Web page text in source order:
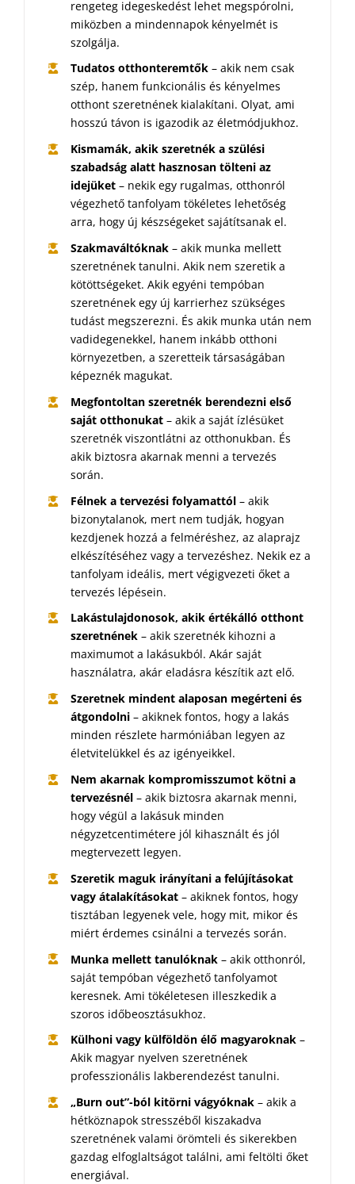
rengeteg idegeskedést lehet megspórolni,
miközben a mindennapok kényelmét is
szolgálja.
Tudatos otthonteremtők – akik nem csak
szép, hanem funkcionális és kényelmes
otthont szeretnének kialakítani. Olyat, ami
hosszú távon is igazodik az életmódjukhoz.
Kismamák, akik szeretnék a szülési
szabadság alatt hasznosan tölteni az
idejüket – nekik egy rugalmas, otthonról
végezhető tanfolyam tökéletes lehetőség
arra, hogy új készségeket sajátítsanak el.
Szakmaváltóknak– akik munka mellett
szeretnének tanulni. Akik nem szeretik a
kötöttségeket. Akik egyéni tempóban
szeretnének egy új karrierhez szükséges
tudást megszerezni. És akik munka után nem
vadidegenekkel, hanem inkább otthoni
környezetben, a szeretteik társaságában
képeznék magukat.
Megfontoltan szeretnék berendezni első
saját otthonukat– akik a saját ízlésüket
szeretnék viszontlátni az otthonukban. És
akik biztosra akarnak menni a tervezés
során.
Félnek a tervezési folyamattól– akik
bizonytalanok, mert nem tudják, hogyan
kezdjenek hozzá a felméréshez, az alaprajz
elkészítéséhez vagy a tervezéshez. Nekik ez a
tanfolyam ideális, mert végigvezeti őket a
tervezés lépésein.
Lakástulajdonosok, akik értékálló otthont
szeretnének– akik szeretnék kihozni a
maximumot a lakásukból. Akár saját
használatra, akár eladásra készítik azt elő.
Szeretnek mindent alaposan megérteni és
átgondolni– akiknek fontos, hogy a lakás
minden részlete harmóniában legyen az
életvitelükkel és az igényeikkel.
Nem akarnak kompromisszumot kötni a
tervezésnél– akik biztosra akarnak menni,
hogy végül a lakásuk minden
négyzetcentimétere jól kihasznált és jól
megtervezett legyen.
Szeretik maguk irányítani a felújításokat
vagy átalakításokat– akiknek fontos, hogy
tisztában legyenek vele, hogy mit, mikor és
miért érdemes csinálni a tervezés során.
Munka mellett tanulóknak– akik otthonról,
saját tempóban végezhető tanfolyamot
keresnek. Ami tökéletesen illeszkedik a
szoros időbeosztásukhoz.
Külhoni vagy külföldön élő magyaroknak–
Akik magyar nyelven szeretnének
professzionális lakberendezést tanulni.
„Burn out”-ból kitörni vágyóknak– akik a
hétköznapok stresszéből kiszakadva
szeretnének valami örömteli és sikerekben
gazdag elfoglaltságot találni, ami feltölti őket
energiával.